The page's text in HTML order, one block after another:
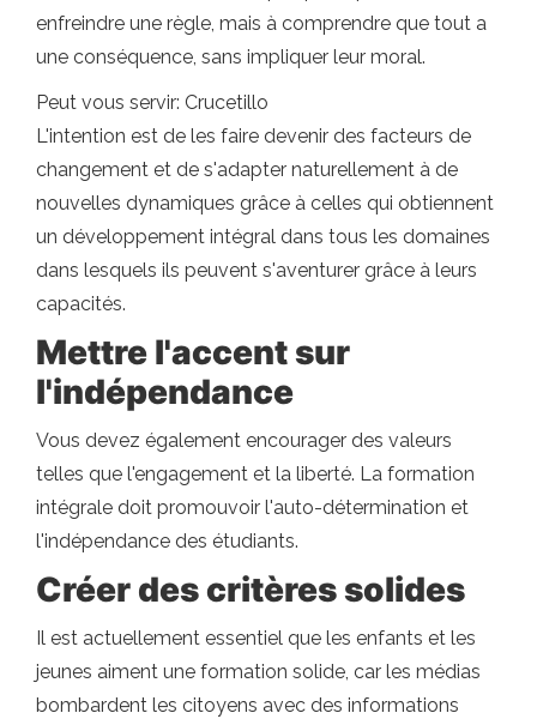
enfreindre une règle, mais à comprendre que tout a
une conséquence, sans impliquer leur moral.
Peut vous servir: Crucetillo
L'intention est de les faire devenir des facteurs de
changement et de s'adapter naturellement à de
nouvelles dynamiques grâce à celles qui obtiennent
un développement intégral dans tous les domaines
dans lesquels ils peuvent s'aventurer grâce à leurs
capacités.
Mettre l'accent sur
l'indépendance
Vous devez également encourager des valeurs
telles que l'engagement et la liberté. La formation
intégrale doit promouvoir l'auto-détermination et
l'indépendance des étudiants.
Créer des critères solides
Il est actuellement essentiel que les enfants et les
jeunes aiment une formation solide, car les médias
bombardent les citoyens avec des informations